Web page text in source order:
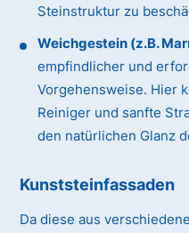
Steinstruktur zu
Weichgestein (z.B.
empfindlicher und
Vorgehensweise. Hier
Reiniger und sanfte
den natürlichen Glanz
Kunststeinfassaden
Da diese aus